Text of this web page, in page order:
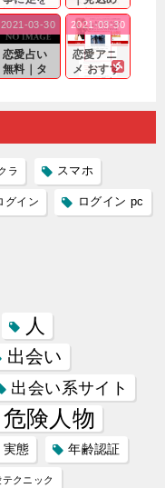
運んでも
出会いの
チャンス
が訪れ...
る効果が
確実なも
のであっ
ても…...
恋愛占い
無料｜タ
る人に恋
2021-03-30
恋愛アニ
メ おすす
雑で素人
2021-03-30
ラ スマホ
グイン ログイン pc
人
出会い
出会い系サイト
危険人物
実態 年齢認証
テクニック